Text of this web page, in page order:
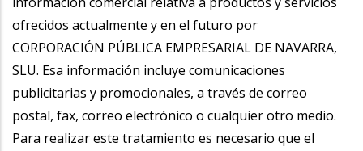
ofrecidos actualmente y en el futuro por
CORPORACIÓN PÚBLICA EMPRESARIAL DE NAVARRA,
SLU. Esa información incluye comunicaciones
publicitarias y promocionales, a través de correo
postal, fax, correo electrónico o cualquier otro medio.
Para realizar este tratamiento es necesario que el